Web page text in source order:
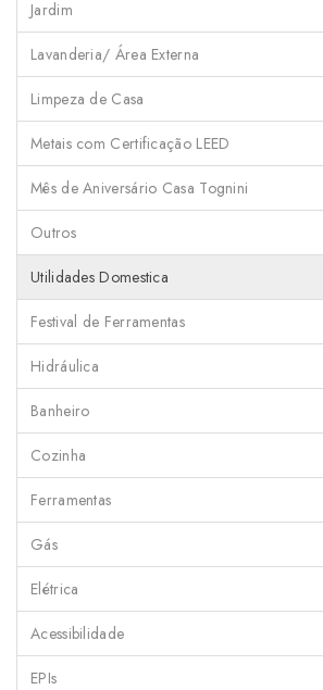
Jardim
Lavanderia/ Área Externa
Limpeza de Casa
Metais com Certificação LEED
Mês de Aniversário Casa Tognini
Outros
Utilidades Domestica
Festival de Ferramentas
Hidráulica
Banheiro
Cozinha
Ferramentas
Gás
Elétrica
Acessibilidade
EPIs